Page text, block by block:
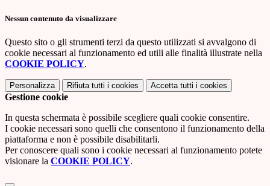
Nessun contenuto da visualizzare
Questo sito o gli strumenti terzi da questo utilizzati si avvalgono di
cookie necessari al funzionamento ed utili alle finalità illustrate nella
COOKIE POLICY.
Personalizza Rifiuta tutti i cookies Accetta tutti i cookies
Gestione cookie
In questa schermata è possibile scegliere quali cookie consentire.
I cookie necessari sono quelli che consentono il funzionamento della
piattaforma e non è possibile disabilitarli.
Per conoscere quali sono i cookie necessari al funzionamento potete
visionare la COOKIE POLICY.